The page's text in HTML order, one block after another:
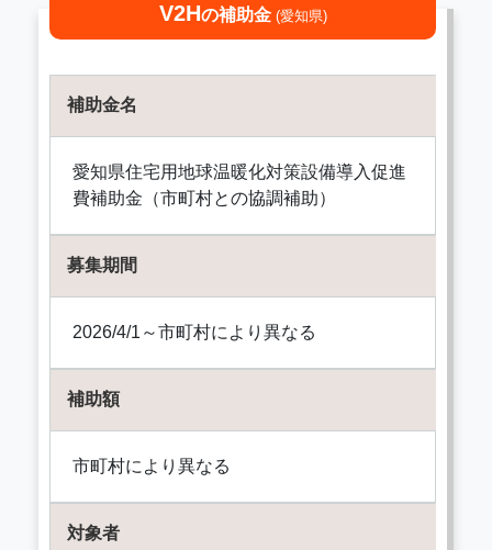
V2Hの補助金 (愛知県)
補助金名
愛知県住宅用地球温暖化対策設備導入促進
費補助金（市町村との協調補助）
募集期間
2026/4/1～市町村により異なる
補助額
市町村により異なる
対象者